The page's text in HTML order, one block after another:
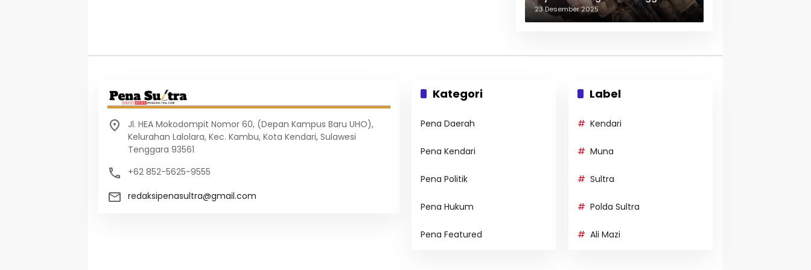
Berulang-ulang
23 Desember 2025
Jl. HEA Mokodompit Nomor 60, (Depan Kampus Baru UHO),
Kelurahan Lalolara, Kec. Kambu, Kota Kendari, Sulawesi
Tenggara 93561
+62 852-5625-9555
redaksipenasultra@gmail.com
Kategori
Pena Daerah
Pena Kendari
Pena Politik
Pena Hukum
Pena Featured
Label
Kendari
Muna
Sultra
Polda Sultra
Ali Mazi